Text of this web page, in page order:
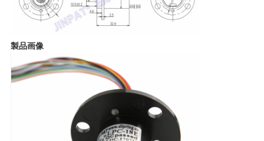
い
地
図
製品画像